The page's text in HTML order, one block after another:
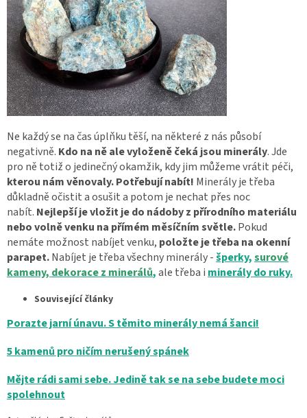
Ne každý se na čas úplňku těší, na některé z nás působí
negativně. Kdo na ně ale vyloženě čeká jsou minerály. Jde
pro ně totiž o jedinečný okamžik, kdy jim můžeme vrátit péči,
kterou nám věnovaly. Potřebují nabít! Minerály je třeba
důkladně očistit a osušit a potom je nechat přes noc
nabít. Nejlepší je vložit je do nádoby z přírodního materiálu
nebo volně venku na přímém měsíčním světle.Pokud
nemáte možnost nabíjet venku, položte je třeba na okenní
parapet.Nabíjet je třeba všechny minerály -šperky,surové
kameny, dekoracez minerálů,ale třeba i minerály do ruky.
Související články
Porazte jarní únavu. S těmito minerály nemá šanci!
5 kamenů pro ničím nerušený spánek
Mějte rádi sami sebe. Jedině tak se na sebe budete moci
spolehnout